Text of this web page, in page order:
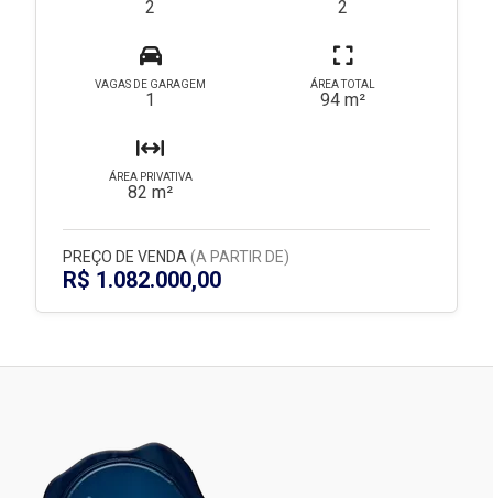
2 2
VAGAS DE GARAGEM
1
ÁREA TOTAL
94 m²
ÁREA PRIVATIVA
82 m²
PREÇO DE VENDA(A PARTIR DE)
R$ 1.082.000,00